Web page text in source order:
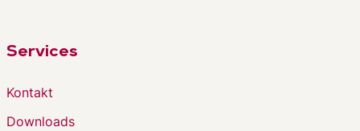
Services
Kontakt
Downloads